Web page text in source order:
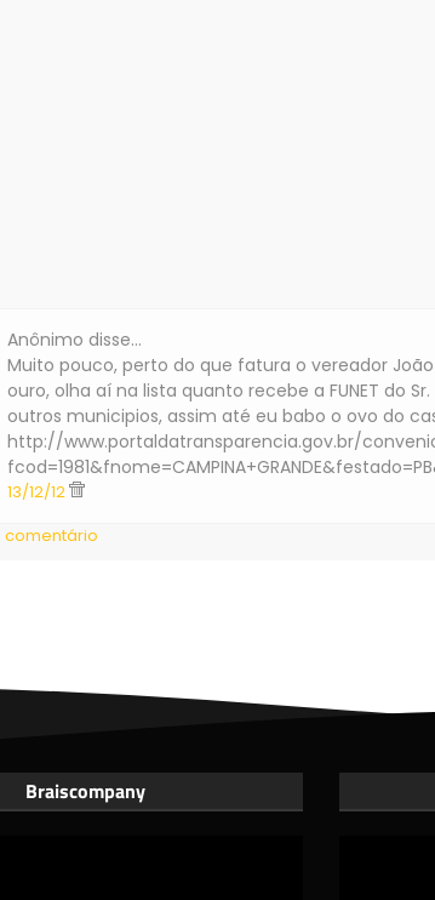
Anônimo disse…
Muito pouco, perto do que fatura o vereador
ouro, olha aí na lista quanto recebe a FUNET do
outros municipios, assim até eu babo o ovo do
http://www.portaldatransparencia.gov.br/
13/12/12
comentário
Braiscompany